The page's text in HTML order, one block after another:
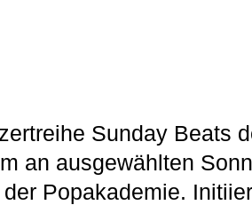
Sunday Beats
an ausgewählten
Popakademie.